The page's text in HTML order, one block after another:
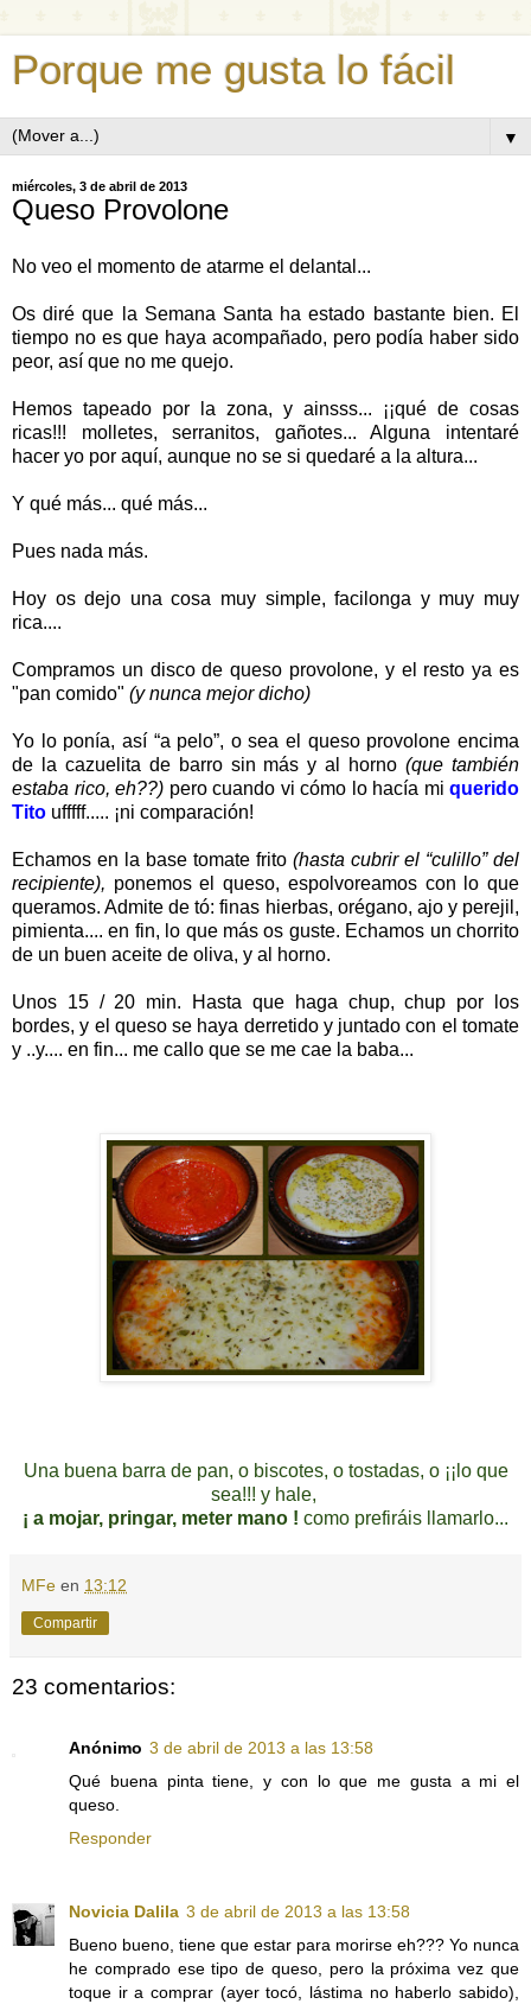
Porque me gusta lo fácil
▼
miércoles, 3 de abril de 2013
Queso Provolone
No veo el momento de atarme el delantal...
Os diré que la Semana Santa ha estado bastante bien. El
tiempo no es que haya acompañado, pero podía haber sido
peor, así que no me quejo.
Hemos tapeado por la zona, y ainsss... ¡¡qué de cosas
ricas!!! molletes, serranitos, gañotes... Alguna intentaré
hacer yo por aquí, aunque no se si quedaré a la altura...
Y qué más... qué más...
Pues nada más.
Hoy os dejo una cosa muy simple, facilonga y muy muy
rica....
Compramos un disco de queso provolone, y el resto ya es
"pan comido" (y nunca mejor dicho)
Yo lo ponía, así “a pelo”, o sea el queso provolone encima
de la cazuelita de barro sin más y al horno(que también
estaba rico, eh??) pero cuando vi cómo lo hacía mi querido
Tito ufffff..... ¡ni comparación!
Echamos en la base tomate frito (hasta cubrir el “culillo” del
recipiente), ponemos el queso, espolvoreamos con lo que
queramos. Admite de tó: finas hierbas, orégano, ajo y perejil,
pimienta.... en fin, lo que más os guste. Echamos un chorrito
de un buen aceite de oliva, y al horno.
Unos 15 / 20 min. Hasta que haga chup, chup por los
bordes, y el queso se haya derretido y juntado con el tomate
y ..y.... en fin... me callo que se me cae la baba...
Una buena barra de pan, o biscotes, o tostadas, o ¡¡lo que
sea!!! y hale,
¡ a mojar, pringar, meter mano ! como prefiráis llamarlo...
MFe en 13:12
Compartir
23 comentarios:
Anónimo 3 de abril de 2013 a las 13:58
Qué buena pinta tiene, y con lo que me gusta a mi el
queso.
Responder
Novicia Dalila 3 de abril de 2013 a las 13:58
Bueno bueno, tiene que estar para morirse eh??? Yo nunca
he comprado ese tipo de queso, pero la próxima vez que
toque ir a comprar (ayer tocó, lástima no haberlo sabido),